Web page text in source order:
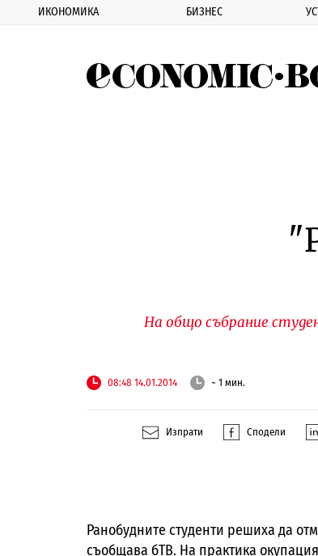
ИКОНОМИКА БИЗНЕС
На общо събрание
08:48 14.01.2014 ~ 1 мин.
Изпрати Сподели
Ранобудните студенти решиха да
съобщава бТВ. На практика